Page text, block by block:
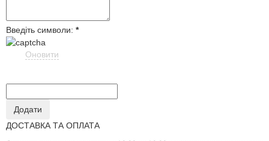
Введіть символи: *
Оновити
ДОСТАВКА ТА ОПЛАТА